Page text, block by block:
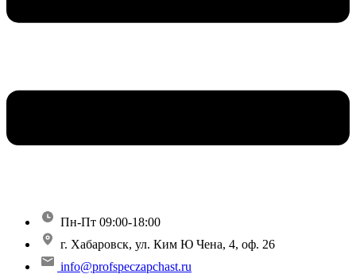
Пн-Пт 09:00-18:00
г. Хабаровск, ул. Ким Ю Чена, 4, оф. 26
info@profspeczapchast.ru